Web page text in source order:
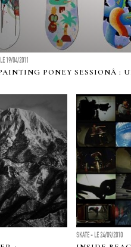
19/04/2011
PONEY SESSIONÂ :
SKATE - LE 24/09/2010